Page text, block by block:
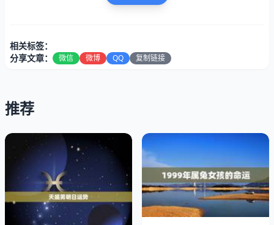
越来越高，其中最为深入人心的就是周易的运势测算。周易
借着其所掌握的文化传承和自身的经验积累，逐渐摸索出了
一些较为可行的测算方法。2023年又将是一个新的一年，
对于喜欢了解自身运势和命运的人来说，周易运势测算将是
一个不错的选择。
周易，是中国古代哲学的重要流派之一，包含了、尚书、毕
相关标签：
分享文章：
微信 微博 QQ 复制链接
推荐